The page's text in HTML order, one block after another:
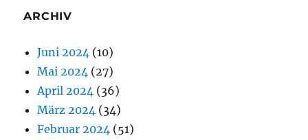
ARCHIV
Juni 2024 (10)
Mai 2024 (27)
April 2024 (36)
März 2024 (34)
Februar 2024 (51)